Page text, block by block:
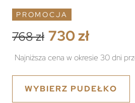
PROMOCJA
768 zł 730 zł
Najniższa cena w okresie 30 dni
WYBIERZ PUDEŁKO